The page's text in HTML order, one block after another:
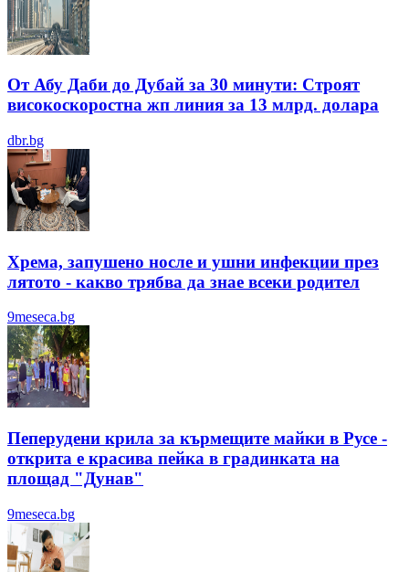
От Абу Даби до Дубай за 30 минути: Строят
високоскоростна жп линия за 13 млрд. долара
dbr.bg
Хрема, запушено носле и ушни инфекции през
лятотo - какво трябва да знае всеки родител
9meseca.bg
Пеперудени крила за кърмещите майки в Русе -
открита е красива пейка в градинката на
площад "Дунав"
9meseca.bg